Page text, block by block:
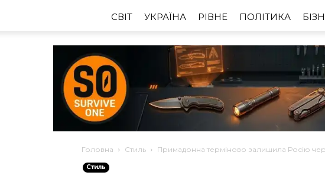
CВІТ УКРАЇНА РІВНЕ ПОЛІТИКА
Головна Стиль Примадонна терміново залишила Росію
Стиль